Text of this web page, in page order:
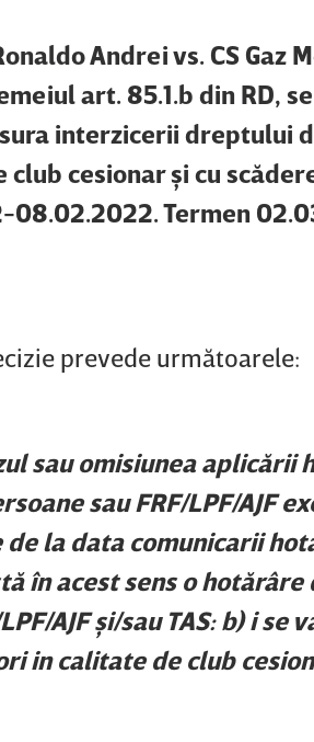
Andrei vs. CS Gaz
art. 85.1.b din RD,
interzicerii dreptului
cesionar şi cu
08.02.2022. Termen
prevede următoarele:
sau omisiunea aplicării
sau FRF/LPF/AJF
la data comunicarii
în acest sens o
AJF şi/sau TAS: b) i
in calitate de club